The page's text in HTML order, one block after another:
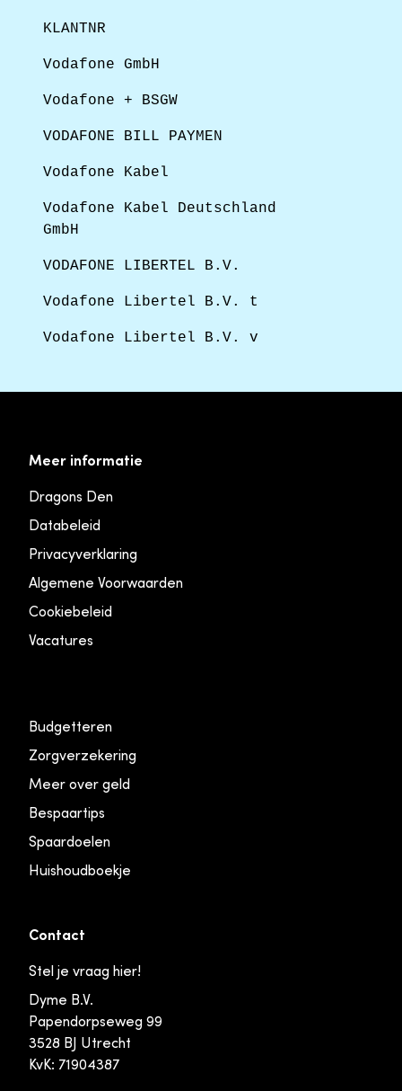
KLANTNR
Vodafone GmbH
Vodafone + BSGW
VODAFONE BILL PAYMEN
Vodafone Kabel
Vodafone Kabel Deutschland
GmbH
VODAFONE LIBERTEL B.V.
Vodafone Libertel B.V. t
Vodafone Libertel B.V. v
Meer informatie
Dragons Den
Databeleid
Privacyverklaring
Algemene Voorwaarden
Cookiebeleid
Vacatures
Budgetteren
Zorgverzekering
Meer over geld
Bespaartips
Spaardoelen
Huishoudboekje
Contact
Stel je vraag hier!
Dyme B.V.
Papendorpseweg 99
3528 BJ Utrecht
KvK: 71904387